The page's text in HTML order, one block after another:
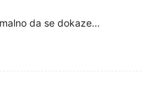
da se dokaze…